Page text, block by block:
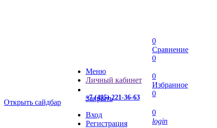
Открыть сайдбар
Меню
Личный кабинет
Закрыть
Вход
Регистрация
0
Сравнение
0
0
Избранное
0
0
+7 (495) 221-36-63
login